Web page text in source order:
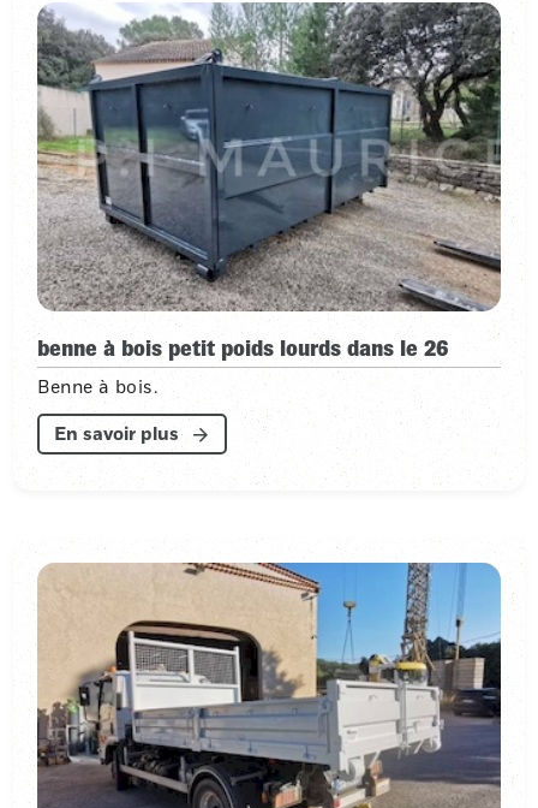
benne à bois petit poids lourds dans le 26
Benne à bois.
En savoir plus